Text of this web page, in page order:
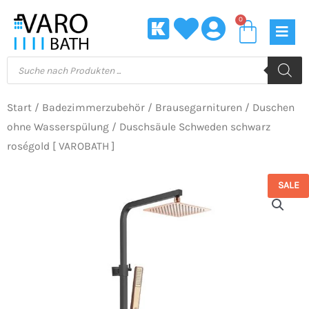
Inhalt
springen
0
Products
search
Start / Badezimmerzubehör / Brausegarnituren / Duschen
ohne Wasserspülung / Duschsäule Schweden schwarz
roségold [ VAROBATH ]
SALE